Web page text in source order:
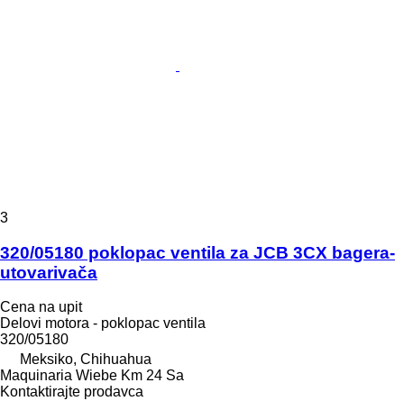
3
320/05180 poklopac ventila za JCB 3CX bagera-
utovarivača
Cena na upit
Delovi motora - poklopac ventila
320/05180
Meksiko, Chihuahua
Maquinaria Wiebe Km 24 Sa
Kontaktirajte prodavca